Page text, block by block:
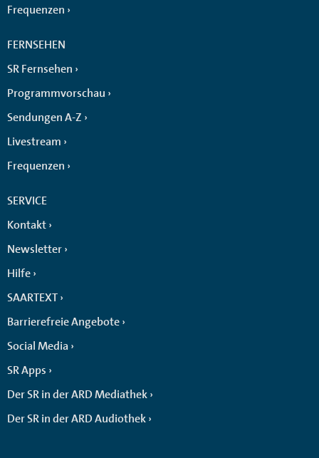
Frequenzen
FERNSEHEN
SR Fernsehen
Programmvorschau
Sendungen A-Z
Livestream
Frequenzen
SERVICE
Kontakt
Newsletter
Hilfe
SAARTEXT
Barrierefreie Angebote
Social Media
SR Apps
Der SR in der ARD Mediathek
Der SR in der ARD Audiothek